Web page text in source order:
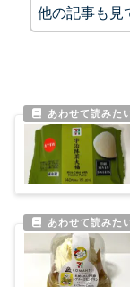
他の記事も見